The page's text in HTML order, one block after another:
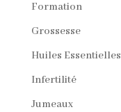
Formation
Grossesse
Huiles Essentielles
Infertilité
Jumeaux